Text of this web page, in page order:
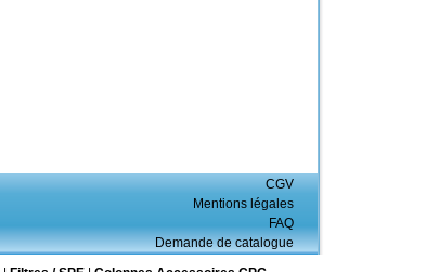
CGV
Mentions légales
FAQ
Demande de catalogue